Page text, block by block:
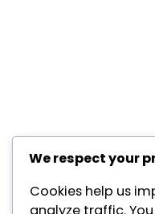
We respect your
Cookies help us
analyze traffic.